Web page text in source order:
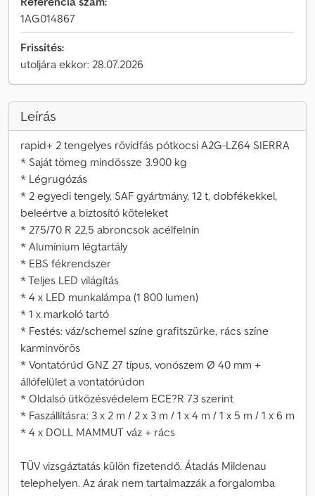
1AG014867
Frissítés:
utoljára ekkor: 28.07.2026
Leírás
rapid+ 2 tengelyes rövidfás pótkocsi A2G-LZ64 SIERRA
* Saját tömeg mindössze 3.900 kg
* Légrugózás
* 2 egyedi tengely, SAF gyártmány, 12 t, dobfékekkel,
beleértve a biztosító köteleket
* 275/70 R 22,5 abroncsok acélfelnin
* Alumínium légtartály
* EBS fékrendszer
* Teljes LED világítás
* 4 x LED munkalámpa (1 800 lumen)
* 1 x markoló tartó
* Festés: váz/schemel színe grafitszürke, rács színe
karminvörös
* Vontatórúd GNZ 27 típus, vonószem Ø 40 mm +
állófelület a vontatórúdon
* Oldalsó ütközésvédelem ECE?R 73 szerint
* Faszállításra: 3 x 2 m / 2 x 3 m / 1 x 4 m / 1 x 5 m / 1 x 6 m
* 4 x DOLL MAMMUT váz + rács
TÜV vizsgáztatás külön fizetendő. Átadás Mildenau
telephelyen. Az árak nem tartalmazzák a forgalomba